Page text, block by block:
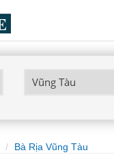
Bà Rịa Vũng Tàu